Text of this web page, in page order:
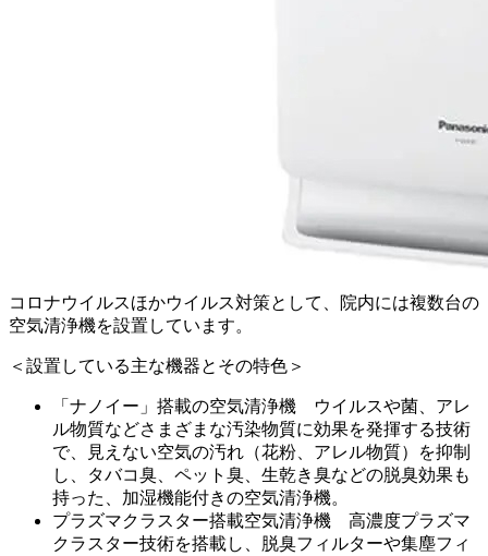
コロナウイルスほかウイルス対策として、院内には複数台の
空気清浄機を設置しています。
＜設置している主な機器とその特色＞
「ナノイー」搭載の空気清浄機 ウイルスや菌、アレ
ル物質などさまざまな汚染物質に効果を発揮する技術
で、見えない空気の汚れ（花粉、アレル物質）を抑制
し、タバコ臭、ペット臭、生乾き臭などの脱臭効果も
持った、加湿機能付きの空気清浄機。
プラズマクラスター搭載空気清浄機 高濃度プラズマ
クラスター技術を搭載し、脱臭フィルターや集塵フィ